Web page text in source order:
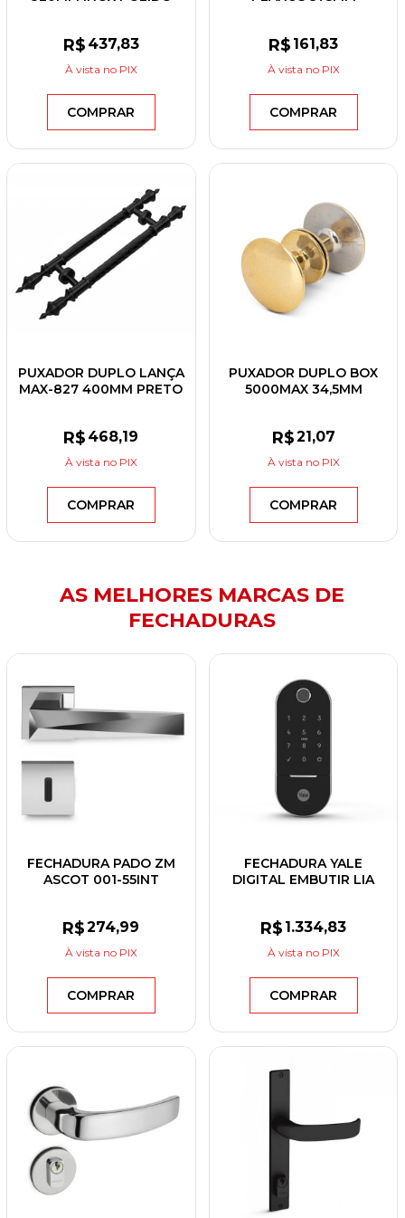
R$ 437,83
À vista no PIX
COMPRAR
R$ 161,83
À vista no PIX
COMPRAR
PUXADOR DUPLO LANÇA
MAX-827 400MM PRETO
R$ 468,19
À vista no PIX
COMPRAR
PUXADOR DUPLO BOX
5000MAX 34,5MM
R$21,07
À vista no PIX
COMPRAR
AS MELHORES MARCAS DE
FECHADURAS
FECHADURA PADO ZM
ASCOT 001-55INT
R$274,99
À vista no PIX
COMPRAR
FECHADURA YALE
DIGITAL EMBUTIR LIA
R$ 1.334,83
À vista no PIX
COMPRAR